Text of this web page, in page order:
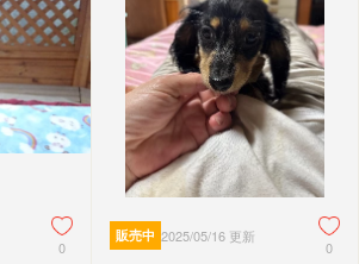
0
販売中 2025/05/16 更新
0